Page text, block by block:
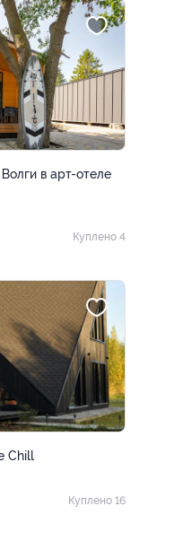
в арт-отеле
Куплено 4
Chill
Куплено 16